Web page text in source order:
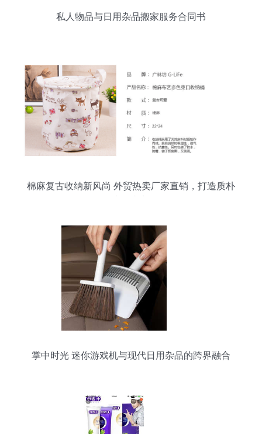
私人物品与日用杂品搬家服务合同书
棉麻复古收纳新风尚 外贸热卖厂家直销，打造质朴
掌中时光 迷你游戏机与现代日用杂品的跨界融合